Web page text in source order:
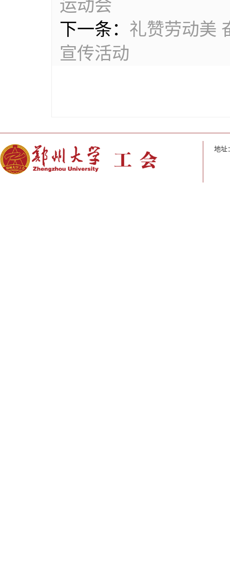
运动会
下一条： 礼赞劳动美
宣传活动
地址